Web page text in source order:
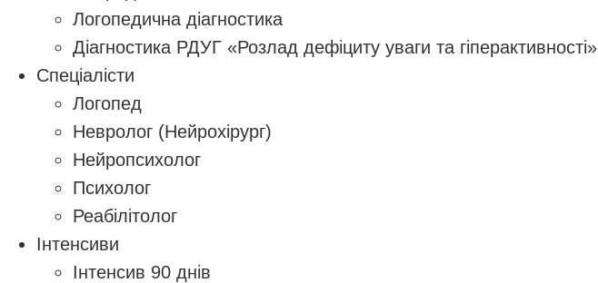
Логопедична діагностика
Діагностика РДУГ «Розлад дефіциту уваги та гіперактивності»
Спеціалісти
Логопед
Невролог (Нейрохірург)
Нейропсихолог
Психолог
Реабілітолог
Інтенсиви
Інтенсив 90 днів